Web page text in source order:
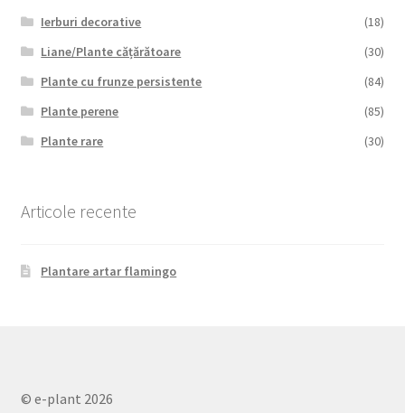
Ierburi decorative
(18)
Liane/Plante cățărătoare
(30)
Plante cu frunze persistente
(84)
Plante perene
(85)
Plante rare
(30)
Articole recente
Plantare artar flamingo
© e-plant 2026